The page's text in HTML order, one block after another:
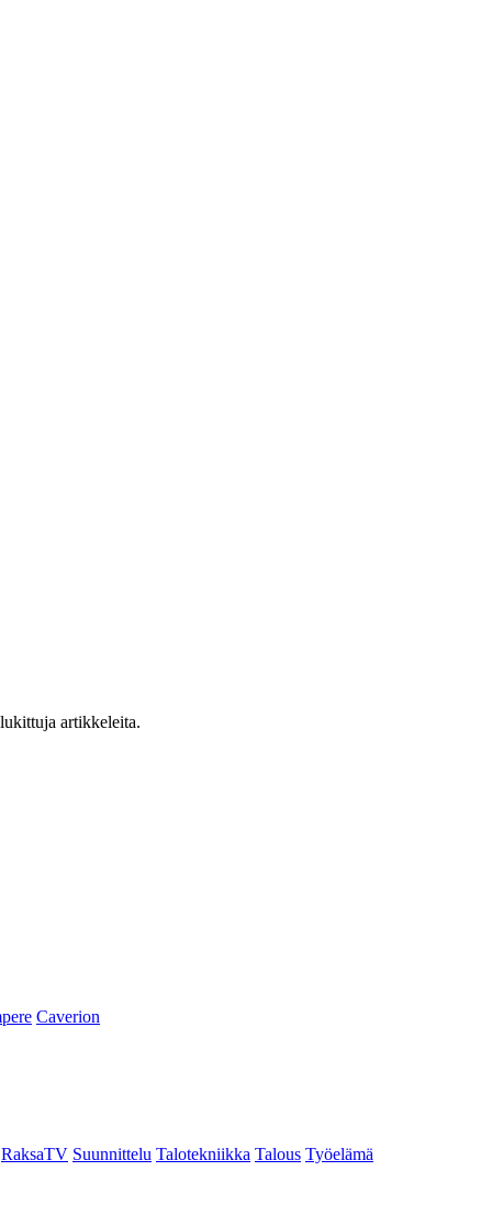
artikkeleita.
Caverion
RaksaTV Suunnittelu Talotekniikka Talous Työelämä